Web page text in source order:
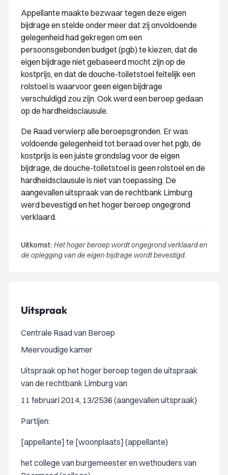
Appellante maakte bezwaar tegen deze eigen
bijdrage en stelde onder meer dat zij onvoldoende
gelegenheid had gekregen om een
persoonsgebonden budget (pgb) te kiezen, dat de
eigen bijdrage niet gebaseerd mocht zijn op de
kostprijs, en dat de douche-toiletstoel feitelijk een
rolstoel is waarvoor geen eigen bijdrage
verschuldigd zou zijn. Ook werd een beroep gedaan
op de hardheidsclausule.
De Raad verwierp alle beroepsgronden. Er was
voldoende gelegenheid tot beraad over het pgb, de
kostprijs is een juiste grondslag voor de eigen
bijdrage, de douche-toiletstoel is geen rolstoel en de
hardheidsclausule is niet van toepassing. De
aangevallen uitspraak van de rechtbank Limburg
werd bevestigd en het hoger beroep ongegrond
verklaard.
Uitkomst: Het hoger beroep wordt ongegrond verklaard en
de oplegging van de eigen bijdrage wordt bevestigd.
Uitspraak
Centrale Raad van Beroep
Meervoudige kamer
Uitspraak op het hoger beroep tegen de uitspraak
van de rechtbank Limburg van
11 februari 2014, 13/2536 (aangevallen uitspraak)
Partijen:
[appellante] te [woonplaats] (appellante)
het college van burgemeester en wethouders van